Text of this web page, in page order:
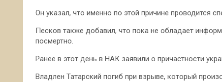
Он указал, что именно по этой причине проводится
Песков также добавил, что пока не обладает
посмертно.
Ранее в этот день в НАК заявили о причастности
Владлен Татарский погиб при взрыве, который